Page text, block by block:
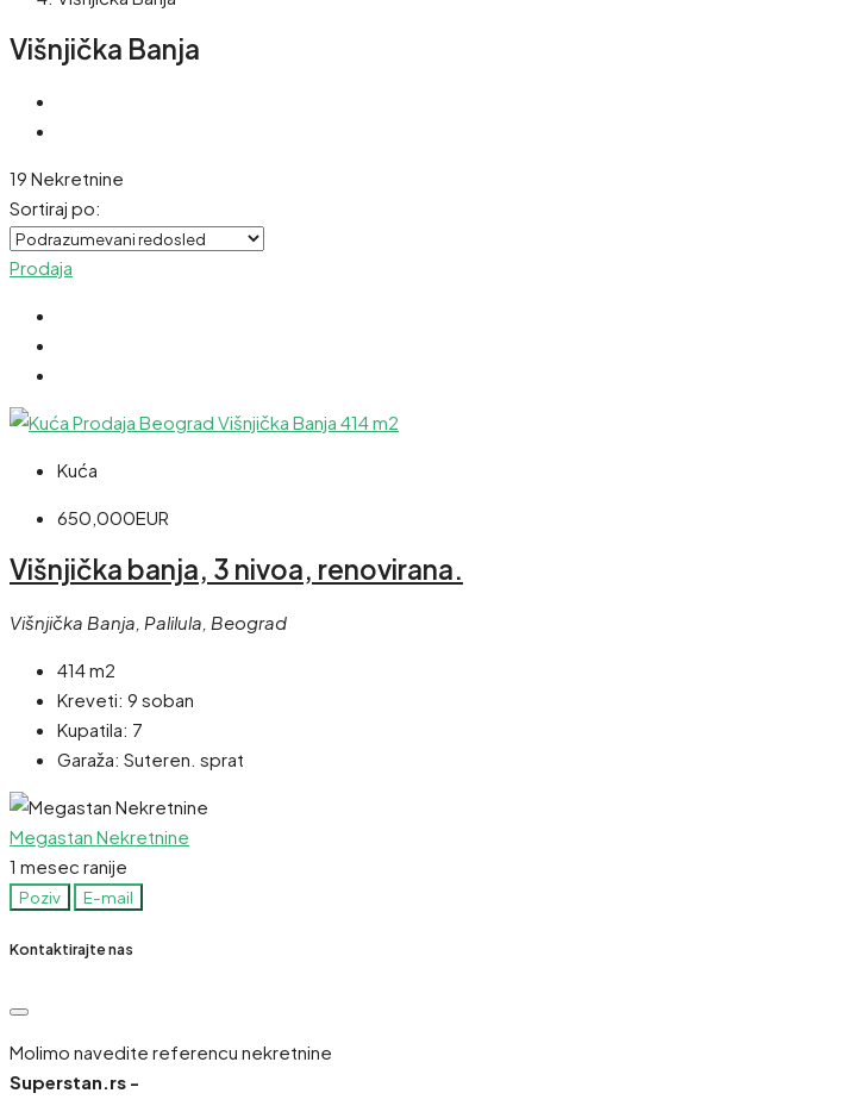
Višnjička Banja
19 Nekretnine
Sortiraj po:
Prodaja
Kuća
650,000EUR
Višnjička banja, 3 nivoa, renovirana.
Višnjička Banja, Palilula, Beograd
414 m2
Kreveti: 9 soban
Kupatila: 7
Garaža: Suteren. sprat
Megastan Nekretnine
1 mesec ranije
Poziv E-mail
Kontaktirajte nas
Molimo navedite referencu nekretnine
Superstan.rs -